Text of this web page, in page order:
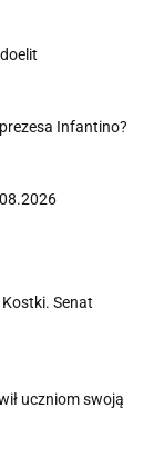
Infantino?
Senat
uczniom swoją